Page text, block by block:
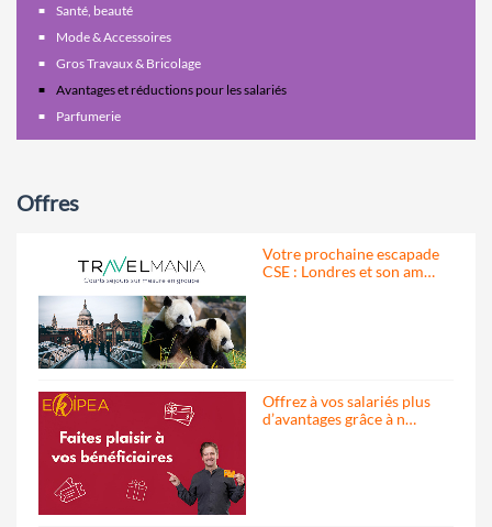
Santé, beauté
Mode & Accessoires
Gros Travaux & Bricolage
Avantages et réductions pour les salariés
Parfumerie
Offres
Votre prochaine escapade
CSE : Londres et son am…
Offrez à vos salariés plus
d’avantages grâce à n…